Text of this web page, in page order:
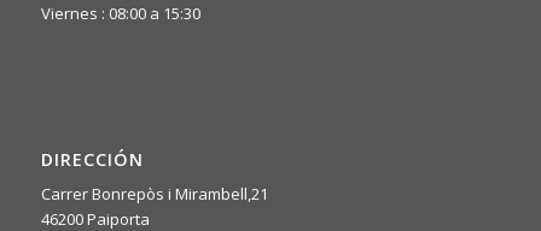
Viernes : 08:00 a 15:30
DIRECCIÓN
Carrer Bonrepòs i Mirambell,21
46200 Paiporta